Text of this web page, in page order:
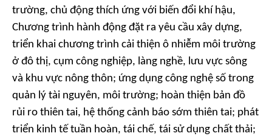
trường, chủ động thích ứng với biến đổi khí hậu,
Chương trình hành động đặt ra yêu cầu xây dựng,
triển khai chương trình cải thiện ô nhiễm môi trường
ở đô thị, cụm công nghiệp, làng nghề, lưu vực sông
và khu vực nông thôn; ứng dụng công nghệ số trong
quản lý tài nguyên, môi trường; hoàn thiện bản đồ
rủi ro thiên tai, hệ thống cảnh báo sớm thiên tai; phát
triển kinh tế tuần hoàn, tái chế, tái sử dụng chất thải;